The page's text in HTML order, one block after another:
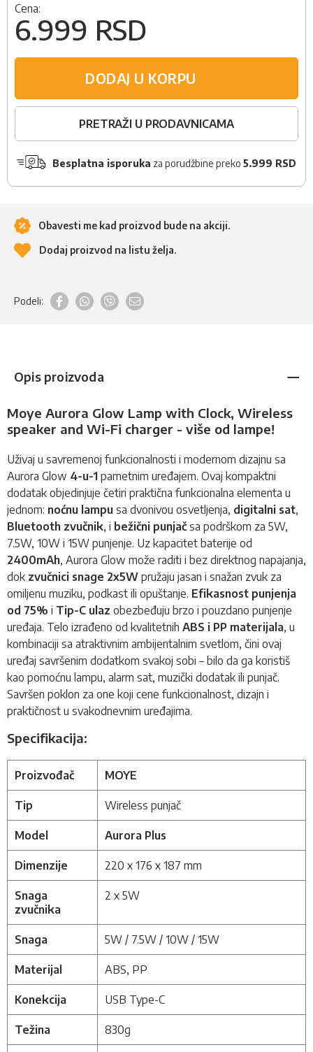
Cena:
6.999 RSD
DODAJ U KORPU
PRETRAŽI U PRODAVNICAMA
Besplatna isporuka za porudžbine preko 5.999 RSD
Obavesti me kad proizvod bude na akciji.
Dodaj proizvod na listu želja.
Podeli:
Opis proizvoda
Moye Aurora Glow Lamp with Clock, Wireless
speaker and Wi-Fi charger - više od lampe!
Uživaj u savremenoj funkcionalnosti i modernom dizajnu sa
Aurora Glow 4-u-1 pametnim uređajem. Ovaj kompaktni
dodatak objedinjuje četiri praktična funkcionalna elementa u
jednom: noćnu lampu sa dvonivou osvetljenja, digitalni sat,
Bluetooth zvučnik, i bežični punjač sa podrškom za 5W,
7.5W, 10W i 15W punjenje. Uz kapacitet baterije od
2400mAh, Aurora Glow može raditi i bez direktnog napajanja,
dok zvučnici snage 2x5W pružaju jasan i snažan zvuk za
omiljenu muziku, podkast ili opuštanje. Efikasnost punjenja
od 75% i Tip-C ulaz obezbeđuju brzo i pouzdano punjenje
uređaja. Telo izrađeno od kvalitetnih ABS i PP materijala, u
kombinaciji sa atraktivnim ambijentalnim svetlom, čini ovaj
uređaj savršenim dodatkom svakoj sobi – bilo da ga koristiš
kao pomoćnu lampu, alarm sat, muzički dodatak ili punjač.
Savršen poklon za one koji cene funkcionalnost, dizajn i
praktičnost u svakodnevnim uređajima.
Specifikacija:
Proizvođač MOYE
Tip Wireless punjač
Model Aurora Plus
Dimenzije 220 x 176 x 187 mm
Snaga
zvučnika
2 x 5W
Snaga 5W / 7.5W / 10W / 15W
Materijal ABS, PP
Konekcija USB Type-C
Težina 830g